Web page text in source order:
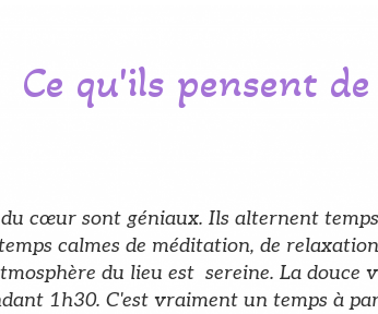
Ce qu'ils pensent
cœur sont géniaux. Ils alternent
calmes de méditation, de
du lieu est sereine. La douce
1h30. C'est vraiment un temps à